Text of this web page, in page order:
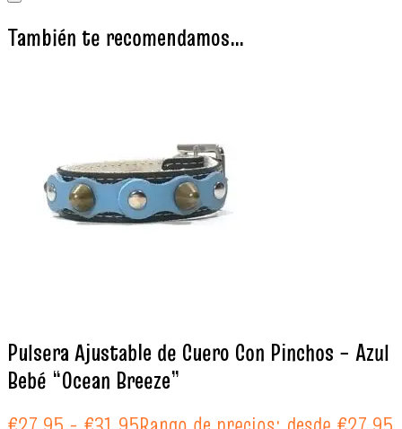
También te recomendamos…
Pulsera Ajustable de Cuero Con Pinchos – Azul
Bebé “Ocean Breeze”